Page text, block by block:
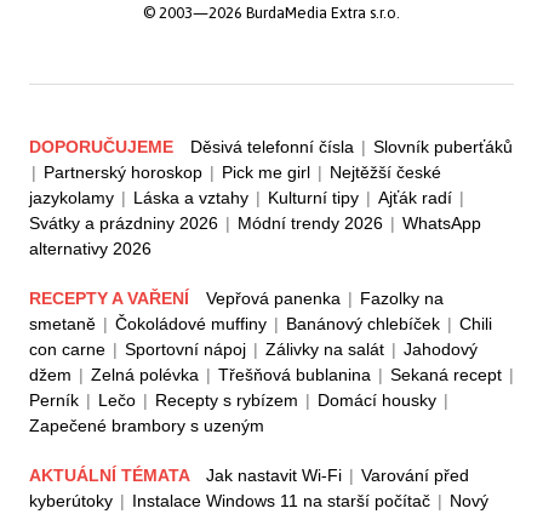
© 2003—2026 BurdaMedia Extra s.r.o.
DOPORUČUJEME Děsivá telefonní čísla | Slovník puberťáků
| Partnerský horoskop | Pick me girl | Nejtěžší české
jazykolamy | Láska a vztahy | Kulturní tipy | Ajťák radí |
Svátky a prázdniny 2026 | Módní trendy 2026 | WhatsApp
alternativy 2026
RECEPTY A VAŘENÍ Vepřová panenka | Fazolky na
smetaně | Čokoládové muffiny | Banánový chlebíček | Chili
con carne | Sportovní nápoj | Zálivky na salát | Jahodový
džem | Zelná polévka | Třešňová bublanina | Sekaná recept |
Perník | Lečo | Recepty s rybízem | Domácí housky |
Zapečené brambory s uzeným
AKTUÁLNÍ TÉMATA Jak nastavit Wi-Fi | Varování před
kyberútoky | Instalace Windows 11 na starší počítač | Nový